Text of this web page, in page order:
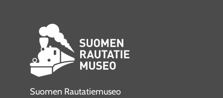
Suomen Rautatiemuseo